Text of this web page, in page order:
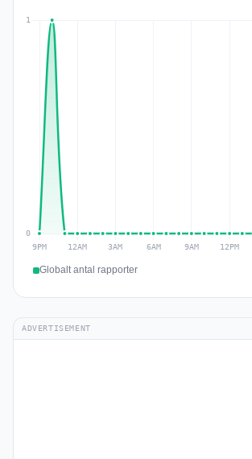
Globalt antal rapporter
ADVERTISEMENT